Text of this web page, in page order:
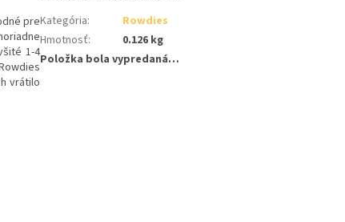
pre
1-4
vrátilo
Kategória:
Rowdies
Hmotnosť:
0.126 kg
Položka bola vypredaná…